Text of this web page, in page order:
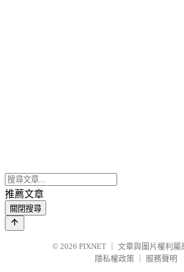
推薦文章
關閉搜尋
© 2026 PIXNET
文章與圖片權利屬
隱私權政策
服務聲明